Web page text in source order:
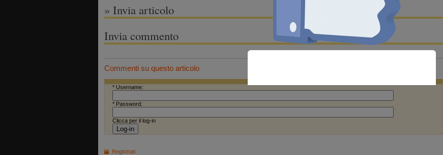
» Invia articolo
Invia commento
Commenti su questo articolo
* Username:
* Password:
Clicca per il log-in
Registrati